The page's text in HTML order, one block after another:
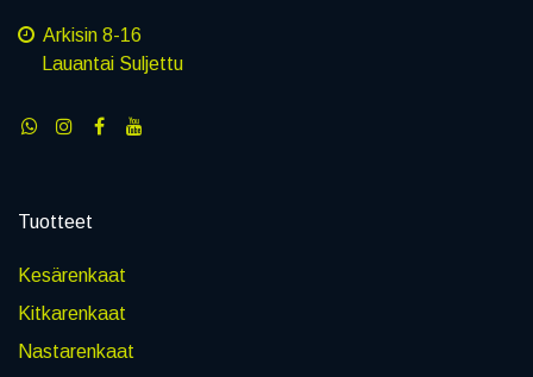
Arkisin 8-16
Lauantai Suljettu
Tuotteet
Kesärenkaat
Kitkarenkaat
Nastarenkaat